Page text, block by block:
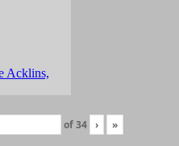
of34 › »